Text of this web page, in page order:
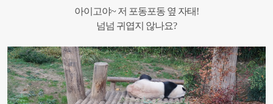
아이고야~ 저 포동포동 옆 자태!
넘넘 귀엽지 않나요?